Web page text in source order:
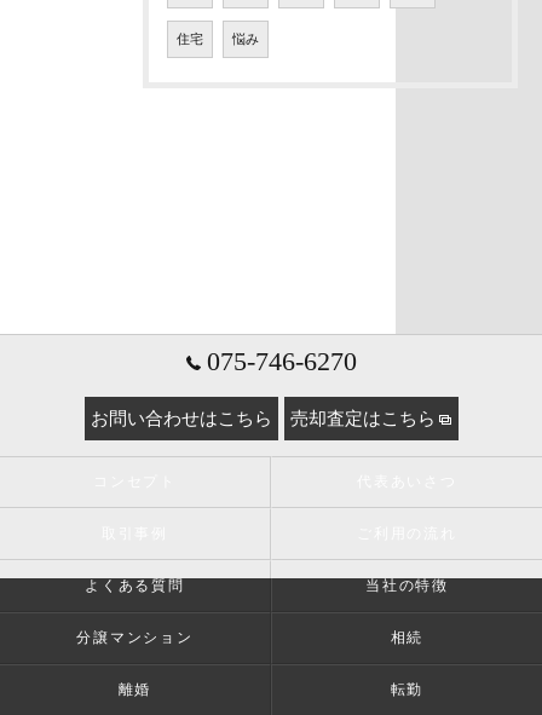
住宅 悩み
075-746-6270
お問い合わせはこちら 売却査定はこちら
よくある質問 当社の特徴
分譲マンション 相続
離婚 転勤